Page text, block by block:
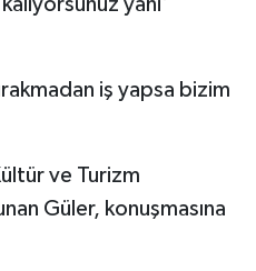
iş yapsa bizim
ve Turizm
Güler, konuşmasına